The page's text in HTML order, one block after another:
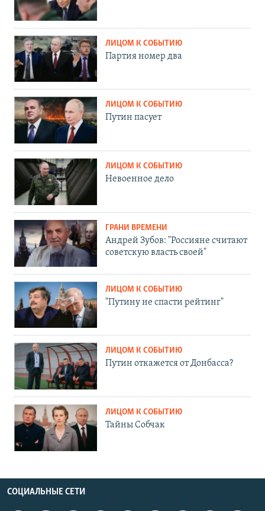
ЛИЦОМ К СОБЫТИЮ
Партия номер два
ЛИЦОМ К СОБЫТИЮ
Путин пасует
ЛИЦОМ К СОБЫТИЮ
Невоенное дело
ГРАНИ ВРЕМЕНИ
Андрей Зубов: "Россияне считают
советскую власть своей"
ЛИЦОМ К СОБЫТИЮ
"Путину не спасти рейтинг"
ЛИЦОМ К СОБЫТИЮ
Путин откажется от Донбасса?
ЛИЦОМ К СОБЫТИЮ
Тайны Собчак
СОЦИАЛЬНЫЕ СЕТИ